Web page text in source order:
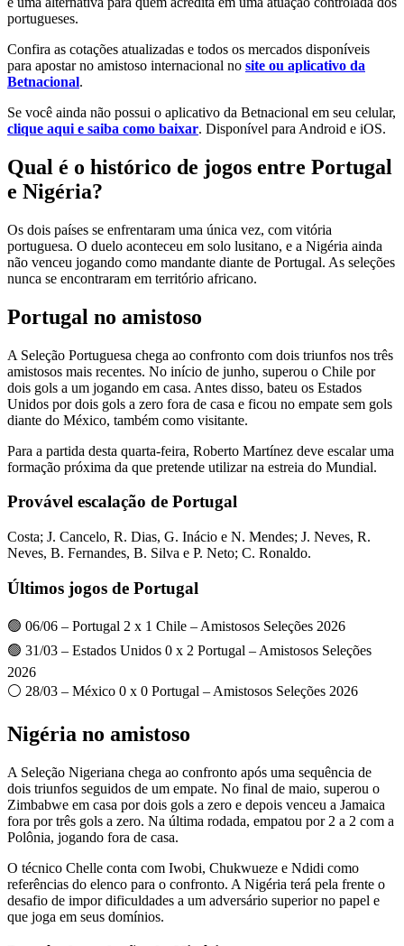
portugueses.
Confira as cotações atualizadas e todos os mercados disponíveis
para apostar no amistoso internacional no site ou aplicativo da
Betnacional.
Se você ainda não possui o aplicativo da Betnacional em seu celular,
clique aqui e saiba como baixar. Disponível para Android e iOS.
Qual é o histórico de jogos entre Portugal
e Nigéria?
Os dois países se enfrentaram uma única vez, com vitória
portuguesa. O duelo aconteceu em solo lusitano, e a Nigéria ainda
não venceu jogando como mandante diante de Portugal. As seleções
nunca se encontraram em território africano.
Portugal no amistoso
A Seleção Portuguesa chega ao confronto com dois triunfos nos três
amistosos mais recentes. No início de junho, superou o Chile por
dois gols a um jogando em casa. Antes disso, bateu os Estados
Unidos por dois gols a zero fora de casa e ficou no empate sem gols
diante do México, também como visitante.
Para a partida desta quarta-feira, Roberto Martínez deve escalar uma
formação próxima da que pretende utilizar na estreia do Mundial.
Provável escalação de Portugal
Costa; J. Cancelo, R. Dias, G. Inácio e N. Mendes; J. Neves, R.
Neves, B. Fernandes, B. Silva e P. Neto; C. Ronaldo.
Últimos jogos de Portugal
🟢 06/06 – Portugal 2 x 1 Chile – Amistosos Seleções 2026
🟢 31/03 – Estados Unidos 0 x 2 Portugal – Amistosos Seleções
2026
⚪ 28/03 – México 0 x 0 Portugal – Amistosos Seleções 2026
Nigéria no amistoso
A Seleção Nigeriana chega ao confronto após uma sequência de
dois triunfos seguidos de um empate. No final de maio, superou o
Zimbabwe em casa por dois gols a zero e depois venceu a Jamaica
fora por três gols a zero. Na última rodada, empatou por 2 a 2 com a
Polônia, jogando fora de casa.
O técnico Chelle conta com Iwobi, Chukwueze e Ndidi como
referências do elenco para o confronto. A Nigéria terá pela frente o
desafio de impor dificuldades a um adversário superior no papel e
que joga em seus domínios.